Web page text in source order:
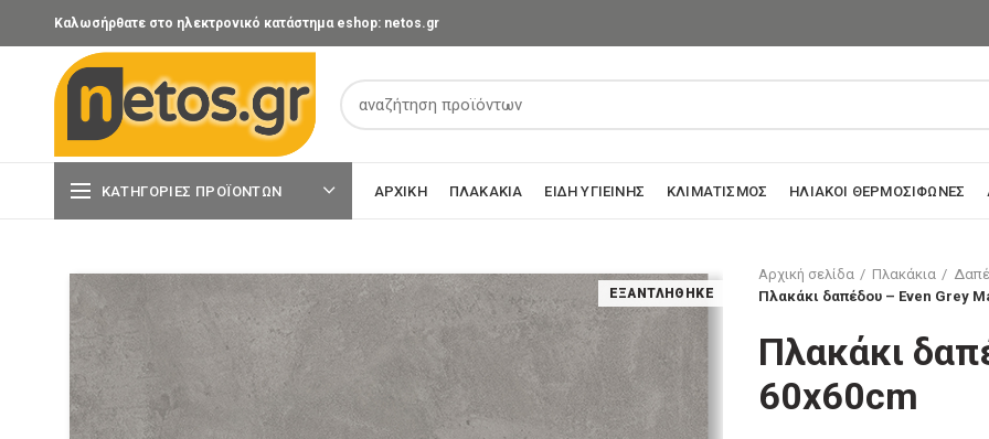
Καλωσήρθατε στο ηλεκτρονικό κατάστημα eshop: netos.gr
ΚΑΤΗΓΟΡΊΕΣ ΠΡΟΪΌΝΤΩΝ ΑΡΧΙΚΉ ΠΛΑΚΆΚΙΑ ΕΊΔΗ ΥΓΙΕΙΝΉΣ ΚΛΙΜΑΤΙΣΜΌΣ ΗΛΙΑΚΟΊ ΘΕΡΜΟΣΊΦΩΝΕΣ
ΕΞΑΝΤΛΉΘΗΚΕ
Αρχική σελίδα Πλακάκια
Πλακάκι δαπέδου – Even Grey
Πλακάκι
60x60cm